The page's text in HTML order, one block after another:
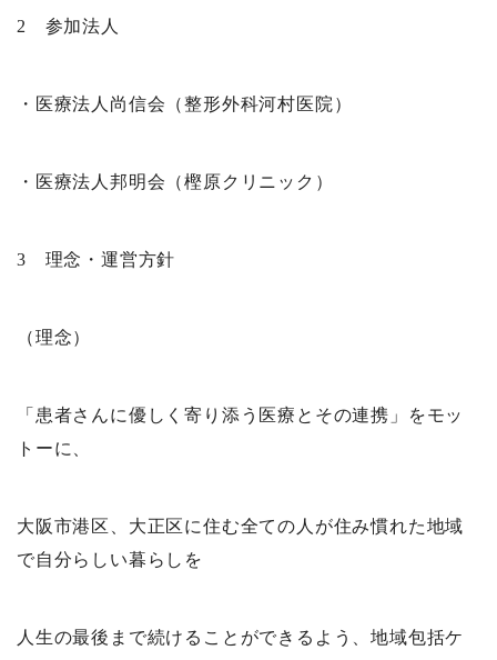
2 参加法人
・医療法人尚信会（整形外科河村医院）
・医療法人邦明会（樫原クリニック）
3 理念・運営方針
（理念）
「患者さんに優しく寄り添う医療とその連携」をモッ
トーに、
大阪市港区、大正区に住む全ての人が住み慣れた地域
で自分らしい暮らしを
人生の最後まで続けることができるよう、地域包括ケ